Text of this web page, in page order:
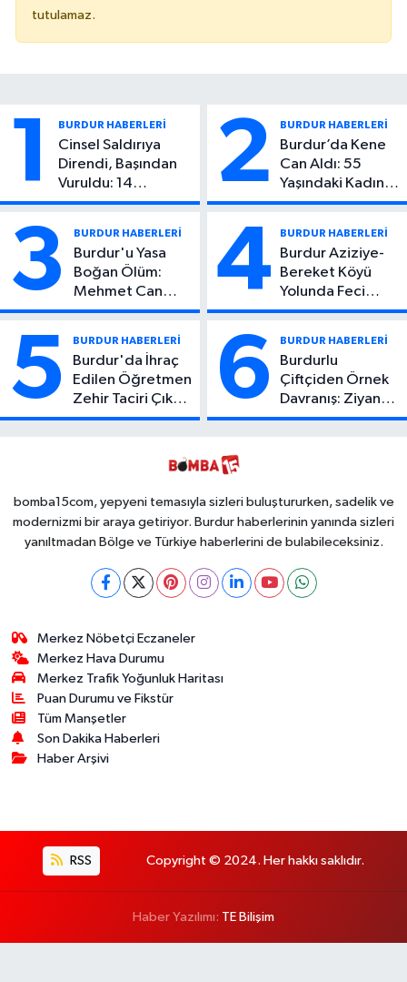
tutulamaz.
1 BURDUR HABERLERİ
Cinsel Saldırıya
Direndi, Başından
Vuruldu: 14
Yaşındaki Çocuktan
2 BURDUR HABERLERİ
Burdur’da Kene
Can Aldı: 55
Yaşındaki Kadın
Hayatını Kaybetti
3 BURDUR HABERLERİ
Burdur'u Yasa
Boğan Ölüm:
Mehmet Can
Atıcı Genç Yaşta
4 BURDUR HABERLERİ
Burdur Aziziye-
Bereket Köyü
Yolunda Feci
Kaza: 1 Ölü, 2
5 BURDUR HABERLERİ
Burdur'da İhraç
Edilen Öğretmen
Zehir Taciri Çıktı:
Binlerce
6 BURDUR HABERLERİ
Burdurlu
Çiftçiden Örnek
Davranış: Ziyan
Olmasın Diye
Toplayabilecek
bomba15com, yepyeni temasıyla sizleri buluştururken, sadelik ve
modernizmi bir araya getiriyor. Burdur haberlerinin yanında sizleri
yanıltmadan Bölge ve Türkiye haberlerini de bulabileceksiniz.
Merkez Nöbetçi Eczaneler
Merkez Hava Durumu
Merkez Trafik Yoğunluk Haritası
Puan Durumu ve Fikstür
Tüm Manşetler
Son Dakika Haberleri
Haber Arşivi
RSS Copyright © 2024. Her hakkı saklıdır.
Haber Yazılımı: TE Bilişim